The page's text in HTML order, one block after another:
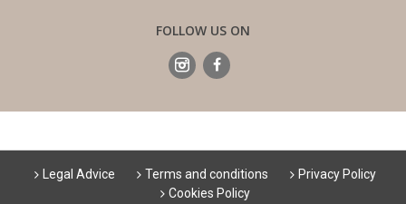
FOLLOW US ON
Legal Advice Terms and conditions
Privacy Policy
Cookies Policy